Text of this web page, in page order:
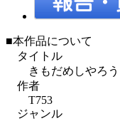
■本作品について
タイトル
きもだめしやろう
作者
T753
ジャンル